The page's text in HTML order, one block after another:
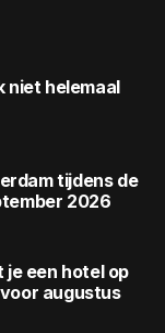
niet helemaal
tijdens de
2026
een hotel op
augustus